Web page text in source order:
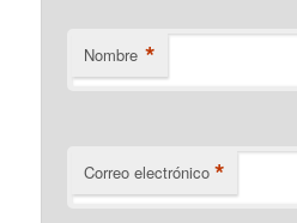
Nombre *
Correo electrónico *